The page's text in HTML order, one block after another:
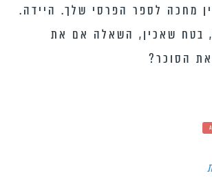
מחכה לספר הפרסי שלך. היידה.
בטח שאכין, השאלה אם את
הסוכר?